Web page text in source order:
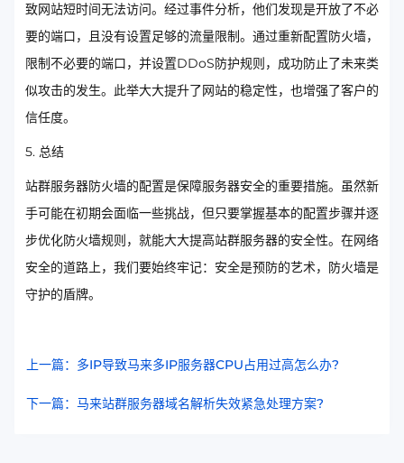
致网站短时间无法访问。经过事件分析，他们发现是开放了不必
要的端口，且没有设置足够的流量限制。通过重新配置防火墙，
限制不必要的端口，并设置DDoS防护规则，成功防止了未来类
似攻击的发生。此举大大提升了网站的稳定性，也增强了客户的
信任度。
5. 总结
站群服务器防火墙的配置是保障服务器安全的重要措施。虽然新
手可能在初期会面临一些挑战，但只要掌握基本的配置步骤并逐
步优化防火墙规则，就能大大提高站群服务器的安全性。在网络
安全的道路上，我们要始终牢记：安全是预防的艺术，防火墙是
守护的盾牌。
上一篇：多IP导致马来多IP服务器CPU占用过高怎么办?
下一篇：马来站群服务器域名解析失效紧急处理方案?